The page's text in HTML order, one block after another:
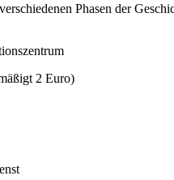
Phasen der
2 Euro)